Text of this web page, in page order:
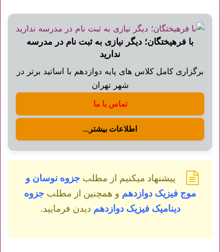
با فرهیختگان؛ دیگر نیازی به ثبت نام در مدرسه
ندارید
برگزاری کامل کلاس های پایه دوازدهم با اساتید برتر در
شهر تهران
تماس با ما
اطلاعات بیشتر...
پیشنهاد میکنیم از مطلب جزوه نوسان و
موج فیزیک دوازدهم و همچنین از مطلب جزوه
دینامیک فیزیک دوازدهمدیدن فرمایید.